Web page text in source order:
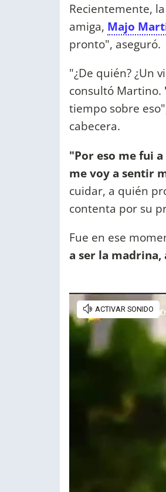
Recientemente,
amiga, Majo
pronto", aseguró.
"¿De quién? ¿Un
consultó Martino.
tiempo sobre
cabecera.
"Por eso me fui
me voy a sentir
cuidar, a quién
contenta por su
Fue en ese
a ser la